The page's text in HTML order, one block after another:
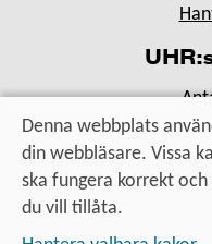
Utbildning,
Denna webbplats
din webbläsare. Vissa
ska fungera korrekt
du vill tillåta.